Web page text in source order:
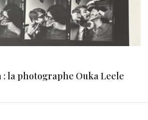
: la photographe Ouka Leele